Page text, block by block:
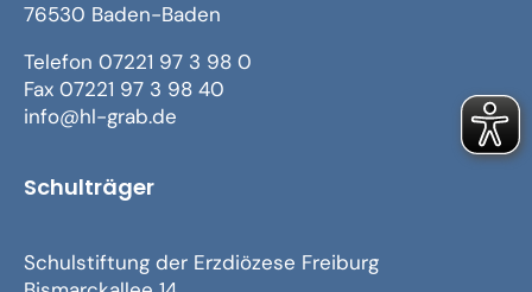
76530 Baden-Baden
Telefon 07221 97 3 98 0
Fax 07221 97 3 98 40
info@hl-grab.de
Schulträger
Schulstiftung der Erzdiözese Freiburg